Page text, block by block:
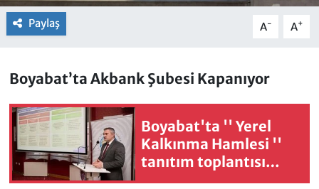
Paylaş A- A+
Boyabat’ta Akbank Şubesi Kapanıyor
Boyabat'ta '' Yerel
Kalkınma Hamlesi ''
tanıtım toplantısı
gerçekleştirildi